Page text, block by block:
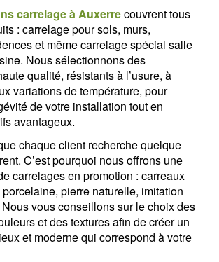
carrelage à Auxerrecouvrent tous
: carrelage pour sols, murs,
et même carrelage spécial salle
Nous sélectionnons des
qualité, résistants à l’usure, à
variations de température, pour
de votre installation tout en
avantageux.
chaque client recherche quelque
C’est pourquoi nous offrons une
carrelages en promotion : carreaux
pierre naturelle, imitation
vous conseillons sur le choix des
et des textures afin de créer un
et moderne qui correspond à votre